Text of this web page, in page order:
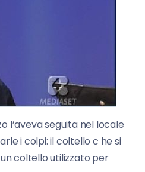
l’aveva seguita nel locale
i colpi: il coltello c he si
coltello utilizzato per